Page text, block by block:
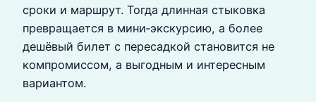
сроки и маршрут. Тогда длинная стыковка
превращается в мини‑экскурсию, а более
дешёвый билет с пересадкой становится не
компромиссом, а выгодным и интересным
вариантом.